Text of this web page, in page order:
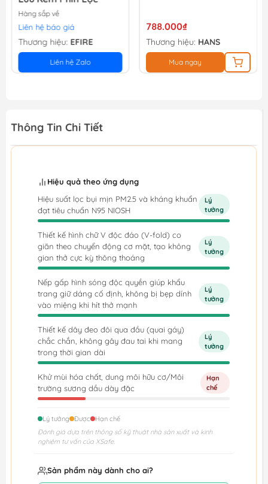
Hàng sắp về
Liên hệ báo giá
Thương hiệu: EFIRE
Liên hệ Zalo
788.000₫
Thương hiệu: HANS
Mua ngay
Thông Tin Chi Tiết
Hiệu quả theo ứng dụng
Hiệu suất lọc bụi mịn PM2.5 và kháng khuẩn
đạt tiêu chuẩn N95 NIOSH
Lý
tưởng
Thiết kế hình chữ V độc đáo (V-fold) co
giãn theo chuyển động cơ mặt, tạo không
gian thở cực kỳ thông thoáng
Lý
tưởng
Nếp gấp hình sóng độc quyền giúp khẩu
trang giữ dáng cố định, không bị bẹp dính
vào miệng khi hít thở mạnh
Lý
tưởng
Thiết kế dây đeo đôi qua đầu (quai gáy)
chắc chắn, không gây đau tai khi mang
trong thời gian dài
Lý
tưởng
Khử mùi hóa chất, dung môi hữu cơ/Môi
trường sương dầu dày đặc
Hạn
chế
Lý tưởng Được
Hạn chế
Đánh giá dựa trên thông số kỹ thuật nhà sản xuất và kinh
nghiệm tư vấn của XSafe.
Sản phẩm này dành cho ai?